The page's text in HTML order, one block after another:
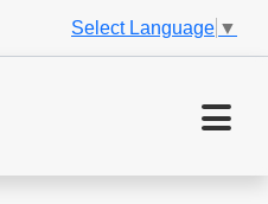
Select Language ▼